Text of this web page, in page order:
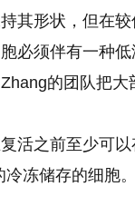
其形状，但在
必须伴有一种
的团队把
活之前至少可
冷冻储存的细胞